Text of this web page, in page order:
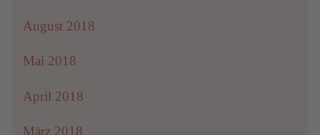
August 2018
Mai 2018
April 2018
März 2018